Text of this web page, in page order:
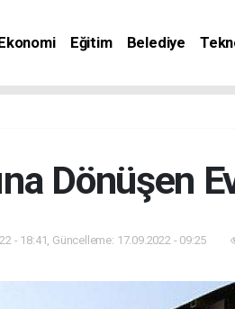
Eğitim Belediye
Dönüşen
- 18:41, Güncelleme: 17.09.2022 - 09:25